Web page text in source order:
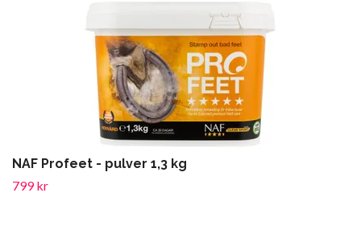
NAF Profeet - pulver 1,3 kg
799 kr